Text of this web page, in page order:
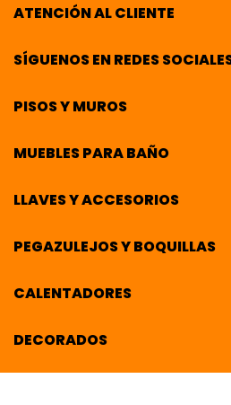
ATENCIÓN AL CLIENTE
SÍGUENOS EN REDES
PISOS Y MUROS
MUEBLES PARA BAÑO
LLAVES Y ACCESORIOS
PEGAZULEJOS Y BOQUILLAS
CALENTADORES
DECORADOS